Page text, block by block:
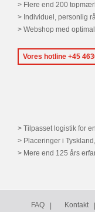
Flere end 200
Individuel, personlig
Webshop med
Vores hotline +45
Tilpasset logistik for
Placeringer i
Mere end 125 års
FAQ Kontakt